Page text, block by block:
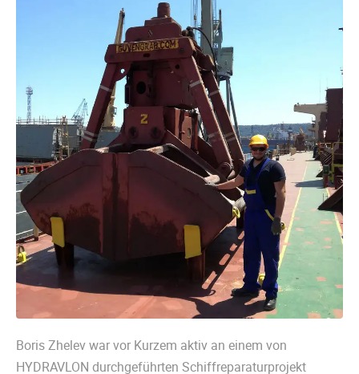
Boris Zhelev war vor Kurzem aktiv an einem von
HYDRAVLON durchgeführten Schiffreparaturprojekt